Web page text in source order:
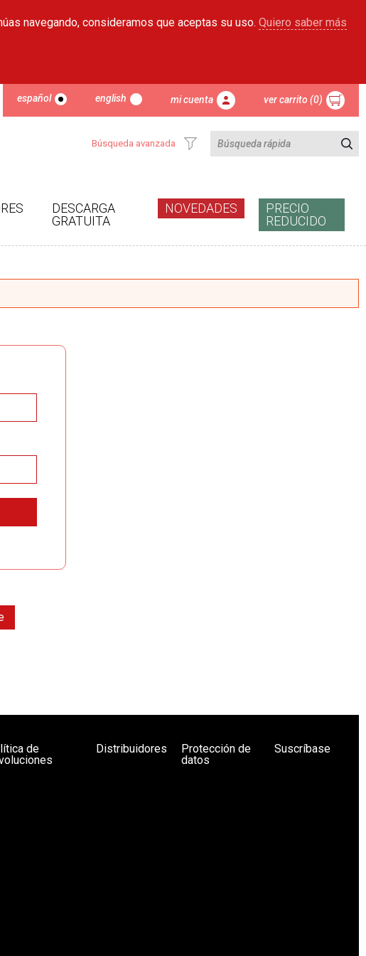
navegando, consideramos que aceptas su uso. Quiero saber más
español english mi cuenta ver carrito (0)
Búsqueda avanzada
DESCARGA
GRATUITA
NOVEDADES
PRECIO
REDUCIDO
de
Distribuidores
Protección de
datos
Suscríbase